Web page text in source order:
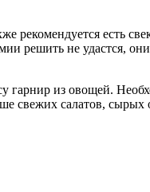
рекомендуется есть
решить не удастся,
гарнир из овощей.
свежих салатов, сырых